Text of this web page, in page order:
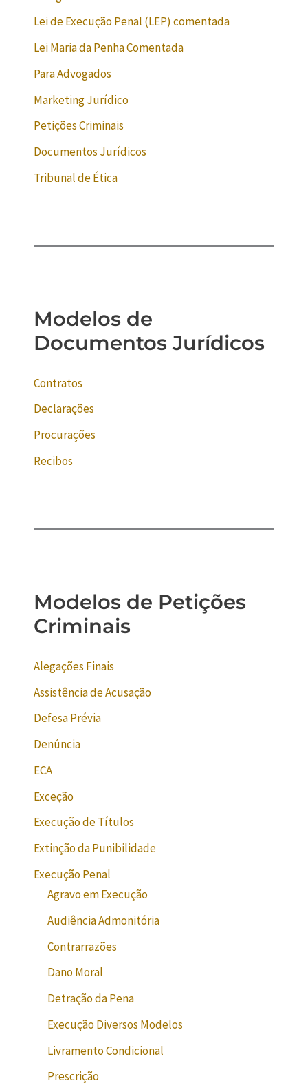
Lei de Execução Penal (LEP) comentada
Lei Maria da Penha Comentada
Para Advogados
Marketing Jurídico
Petições Criminais
Documentos Jurídicos
Tribunal de Ética
Modelos de
Documentos Jurídicos
Contratos
Declarações
Procurações
Recibos
Modelos de Petições
Criminais
Alegações Finais
Assistência de Acusação
Defesa Prévia
Denúncia
ECA
Exceção
Execução de Títulos
Extinção da Punibilidade
Execução Penal
Agravo em Execução
Audiência Admonitória
Contrarrazões
Dano Moral
Detração da Pena
Execução Diversos Modelos
Livramento Condicional
Prescrição